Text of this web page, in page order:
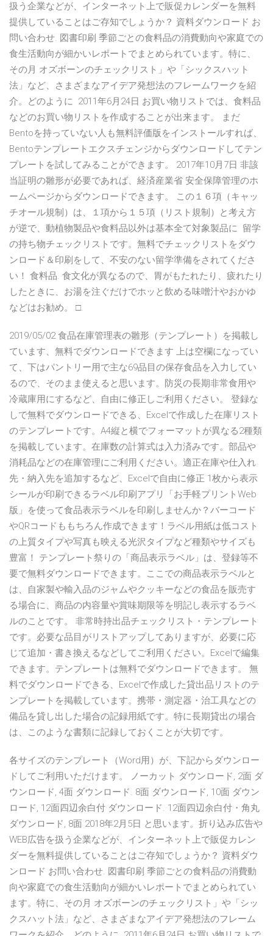
扱う企業などが、インターネット上で販促カレンダーを無料
提供していることはご存知でしょうか？ 資料ダウンロード お
問い合わせ. 図書印刷 季節ごとの食料品の消費動向や家庭での
食生活動向が細かいレポートでまとめられています。特に、
その月 オズボーンのチェックリスト」や「シックスハット
法」など、さまざまなアイデア発想法のフレームワークを紹
介。どのように 2011年6月24日 お買い物リストでは、食料品
などのお買い物リストを作成することが出来ます。 まだ
Bentoを持っていない人も無料評価版をインストールすれば、
Bentoテンプレートエクスチェンジからダウンロードしてテン
プレートを試してみることができます。 2017年10月7日 非該
当証明の雛形が必要であれば、経済産業省 安全保障管理のホ
ームページからダウンロードできます。 この１６項（キャッ
チオール規制）は、１項から１５項（リスト規制）と考え方
が逆で、動植物製品や食料品以外は基本全て対象製品に 留学
の持ち物チェックリストです。無料でチェックリストをダウ
ンロード＆印刷をして、不安のない留学準備をされてくださ
い！ 食料品. 食文化が異なるので、胃がもたれたり、疲れたり
したときに、お湯を注ぐだけでホッと飲める味噌汁やおかゆ
などはお勧め。 □.
2019/05/02 食品在庫管理表の雛形（テンプレート）を掲載し
ています、無料でダウンロードできます 上は空欄になってい
て、下はパントリー用で主な69品目の保存食品を入力してい
るので、そのまま使えると思います。防災の長期非常食用や
冷蔵庫用にするなど、自由に修正しご利用ください。 登録な
しで無料でダウンロードできる、Excelで作成した在庫リスト
のテンプレートです。A4縦と横でフォーマットが異なる2種類
を掲載しています。在庫数の計算式は入力済みです。部品や
消耗品などの在庫管理にご利用ください。適正在庫や仕入れ
先・納入先を追加するなど、Excelで自由に修正 1枚から表示
シールが印刷できるラベル印刷アプリ「お手軽プリントWeb
版」を使って食品表示ラベルを印刷しませんか？バーコード
やQRコードももちろん作成できます！ラベル用紙は低コスト
の上質タイプや写真も映える光沢タイプなど種類やサイズも
豊富！ テンプレート祭りの「商品表示ラベル」は、登録等不
要で無料ダウンロードできます。ここでの商品表示ラベルと
は、自家製や輸入品のジャムやクッキーなどの食品を販売す
る場合に、商品の内容量や賞味期限等を明記し表示するラベ
ルのことです。 非常時持出品チェックリスト・テンプレート
です。必要な品目がリストアップしてありますが、必要に応
じて追加・書き換えるなどしてご利用ください。Excelで編集
できます。テンプレートは無料でダウンロードできます。 無
料でダウンロードできる、Excelで作成した貸出品リストのテ
ンプレートを掲載しています。携帯・測定器・治工具などの
備品を貸し出した場合の記録用紙です。特に長期貸出の場合
は、このような書類に記録しておくことが大切です。
各サイズのテンプレート（Word用）が、下記からダウンロー
ドしてご利用いただけます。 ノーカット ダウンロード, 2面 ダ
ウンロード, 4面 ダウンロード. 8面 ダウンロード, 10面 ダウン
ロード, 12面四辺余白付 ダウンロード. 12面四辺余白付・角丸
ダウンロード, 8面 2018年2月5日 と思います。折り込み広告や
WEB広告を扱う企業などが、インターネット上で販促カレン
ダーを無料提供していることはご存知でしょうか？ 資料ダウ
ンロード お問い合わせ. 図書印刷 季節ごとの食料品の消費動
向や家庭での食生活動向が細かいレポートでまとめられてい
ます。特に、その月 オズボーンのチェックリスト」や「シッ
クスハット法」など、さまざまなアイデア発想法のフレーム